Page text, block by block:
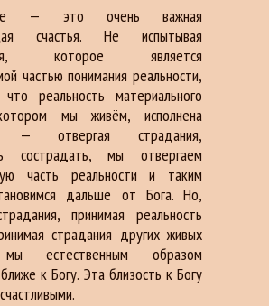
— это очень важная
счастья. Не испытывая
которое является
частью понимания реальности,
реальность материального
мы живём, исполнена
— отвергая страдания,
сострадать, мы отвергаем
часть реальности и таким
дальше от Бога. Но,
принимая реальность
страдания других живых
естественным образом
к Богу. Эта близость к Богу